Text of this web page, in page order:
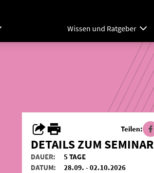
Wissen und Ratgeber
Teilen:
DETAILS ZUM SEMINAR
DAUER:
5 TAGE
DATUM:
28.09. - 02.10.2026